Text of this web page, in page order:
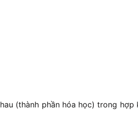
(thành phần hóa học) trong hợp